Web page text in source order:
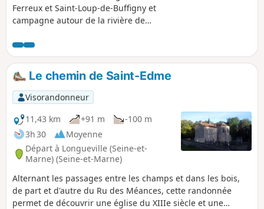
Ferreux et Saint-Loup-de-Buffigny et
campagne autour de la rivière de
villages au Nord de ceux-ci, la flore
selon saison, et la faune sauvage !
Attention ça monte un peu !
Le chemin de Saint-Edme
Visorandonneur
11,43 km
+91 m
-100 m
3h 30
Moyenne
Départ à Longueville (Seine-et-
Marne) (Seine-et-Marne)
Alternant les passages entre les champs et dans les bois,
de part et d'autre du Ru des Méances, cette randonnée
permet de découvrir une église du XIIIe siècle et une